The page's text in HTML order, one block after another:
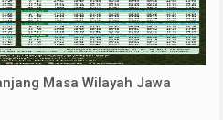
Masa Wilayah Jawa